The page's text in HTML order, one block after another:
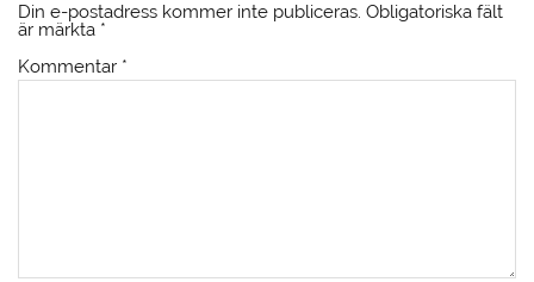
Din e-postadress kommer inte publiceras. Obligatoriska fält
är märkta *
Kommentar *